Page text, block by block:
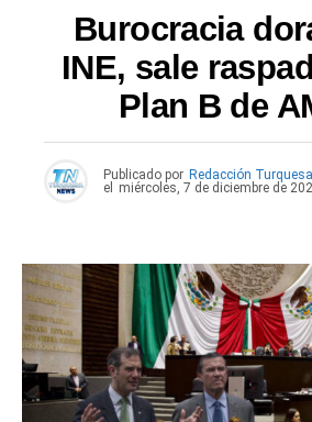
Burocracia
INE, sale
Plan B de
Publicado por Redacción
el
miércoles, 7 de diciembre de